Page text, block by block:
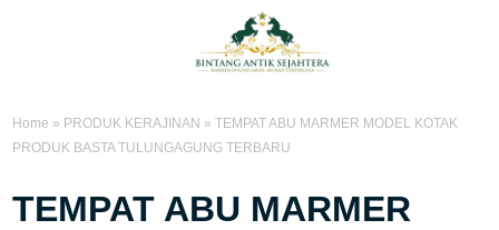
Home » PRODUK KERAJINAN »TEMPAT ABU MARMER MODEL KOTAK
PRODUK BASTA TULUNGAGUNG TERBARU
TEMPAT ABU MARMER